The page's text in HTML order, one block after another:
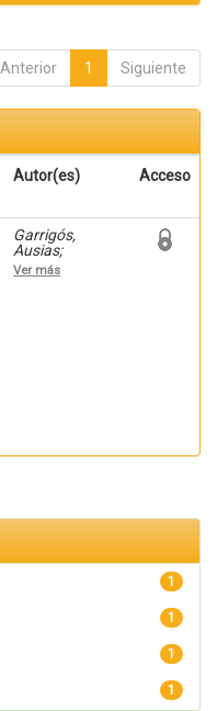
Anterior 1 Siguiente
Autor(es) Acceso
Garrigós,
Ausias;
Marroquí,
David; Blanes,
Ver más
1
1
1
1